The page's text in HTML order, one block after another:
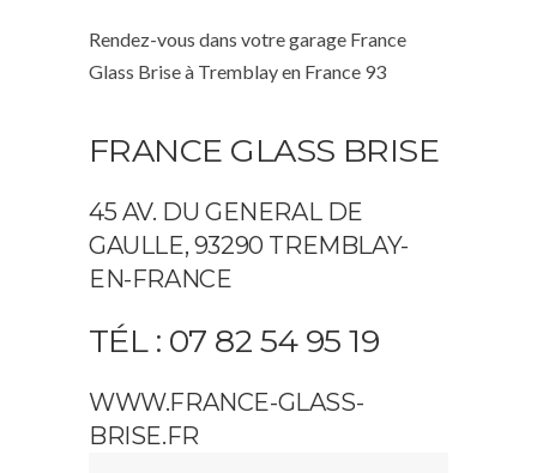
Rendez-vous dans votre garage France
Glass Brise à Tremblay en France 93
FRANCE GLASS BRISE
45 AV. DU GENERAL DE
GAULLE, 93290 TREMBLAY-
EN-FRANCE
TÉL : 07 82 54 95 19
WWW.FRANCE-GLASS-
BRISE.FR